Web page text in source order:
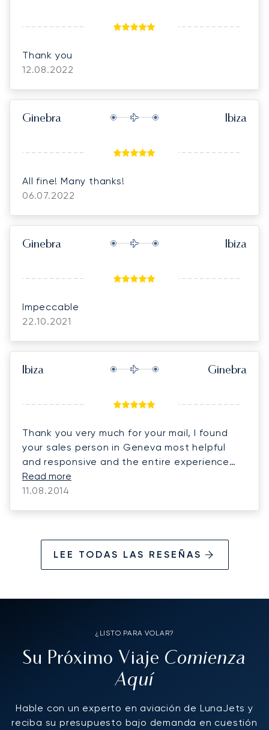
Thank you
12.08.2022
Ginebra Ibiza
All fine! Many thanks!
06.07.2022
Ginebra Ibiza
Impeccable
22.10.2021
Ibiza Ginebra
Thank you very much for your mail, I found
your sales person in Geneva most helpful
and responsive and the entire experience
with Lunajets as well as the flight crew very
professional.
Read more
11.08.2014
LEE TODAS LAS RESEÑAS
¿LISTO PARA VOLAR?
Su Próximo Viaje Comienza
Aquí
Hable con un experto en aviación de LunaJets y
reciba su presupuesto bajo demanda en cuestión